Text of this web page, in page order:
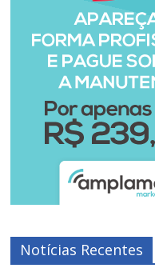
Notícias Recentes